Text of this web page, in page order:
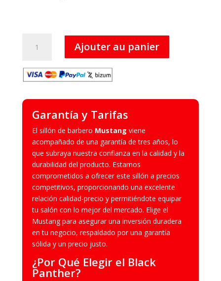
Panther
-
de
Barbero
Ajouter au panier
Garantía y Tarifas
El sillón de barbero Mustang viene
acompañado de una garantía de tres años, lo
que subraya nuestra confianza en la calidad y la
durabilidad del producto. Estamos
comprometidos a ofrecer este sillón a precios
competitivos, proporcionando una excelente
relación calidad-precio y permitiéndote equipar
tu salón con lo mejor del mercado. Elige el
Mustang para asegurar una inversión duradera
en tu negocio, respaldado por una garantía
sólida y un precio justo.
¿Por Qué Elegir el Black
Panther?